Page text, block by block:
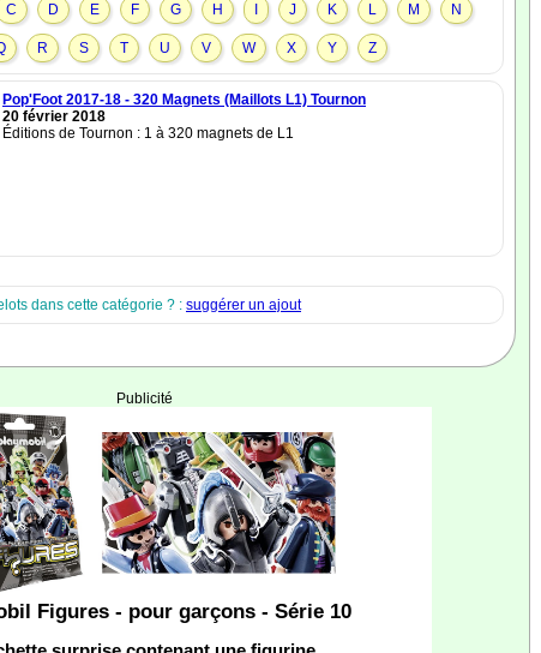
C D E F G H J K L M N
R S T U V W X Y Z
Pop'Foot 2017-18 - 320 Magnets (Maillots L1) Tournon
20 février 2018
Éditions de Tournon : 1 à 320 magnets de L1
dans cette catégorie ? : suggérer un ajout
Publicité
Figures - pour garçons - Série 10